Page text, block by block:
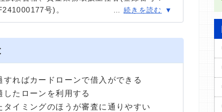
号)。
へのインタビューなども多数実施し、専門知
い情報発信を心がけている。
… 続きを読む
ればカードローンで借入ができる
たローンを利用する
タイミングのほうが審査に通りやすい